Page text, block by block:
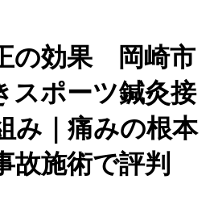
の効果 岡崎市
スポーツ鍼灸接
み｜痛みの根本
故施術で評判